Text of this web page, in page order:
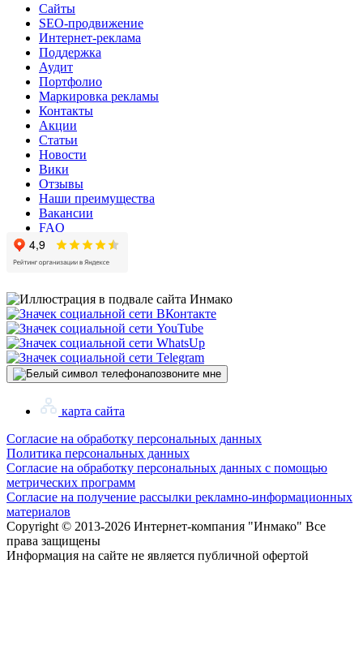
Сайты
SEO-продвижение
Интернет-реклама
Поддержка
Аудит
Портфолио
Маркировка рекламы
Контакты
Акции
Статьи
Новости
Вики
Отзывы
Наши преимущества
Вакансии
FAQ
позвоните мне
карта сайта
Согласие на обработку персональных данных
Политика персональных данных
Согласие на обработку персональных данных с помощью
метрических программ
Согласие на получение рассылки рекламно-информационных
материалов
Copyright © 2013-2026 Интернет-компания "Инмако" Все
права защищены
Информация на сайте не является публичной офертой